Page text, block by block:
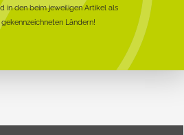
in den beim jeweiligen Artikel als
Ländern!